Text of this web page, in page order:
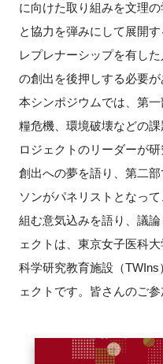
LINK-Jを知る
特別会員
に向けた取り組みを文理
と協力を弾みにして展開
レプレナーシップを有し
の創出を後押しする必要が
本シンポジウムでは、第
糧危機、環境破壊などの
ロジェクトのリーダーが
創出への夢を語り、第二
ソンがパネリストとなっ
組む意気込みを語り、議
ェクトは、東京女子医科
科学研究教育施設（TWIns
ェクトです。皆さんのご